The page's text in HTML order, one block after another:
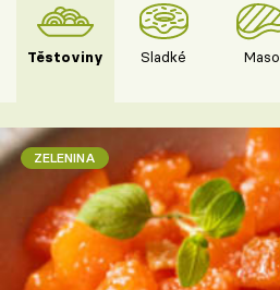
Těstoviny Sladké Maso
ZELENINA